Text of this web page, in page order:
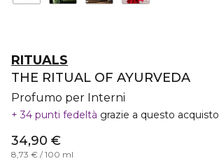
RITUALS
THE RITUAL OF AYURVEDA
Profumo per Interni
34 punti fedeltà grazie a questo acquisto
34,90 €
8,73 € / 100 ml